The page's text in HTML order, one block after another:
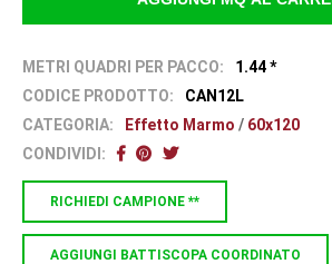
METRI QUADRI PER PACCO:
1.44 *
CODICE PRODOTTO:
CAN12L
CATEGORIA:
Effetto Marmo / 60x120
CONDIVIDI:
RICHIEDI CAMPIONE **
AGGIUNGI BATTISCOPA COORDINATO